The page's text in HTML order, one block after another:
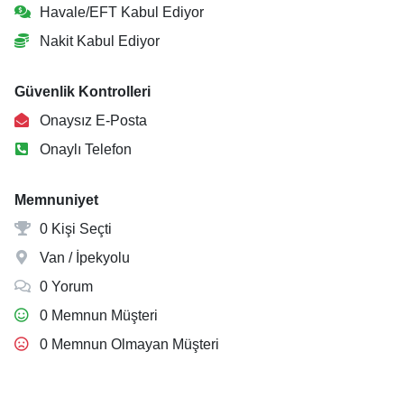
Havale/EFT Kabul Ediyor
Nakit Kabul Ediyor
Güvenlik Kontrolleri
Onaysız E-Posta
Onaylı Telefon
Memnuniyet
0 Kişi Seçti
Van / İpekyolu
0 Yorum
0 Memnun Müşteri
0 Memnun Olmayan Müşteri